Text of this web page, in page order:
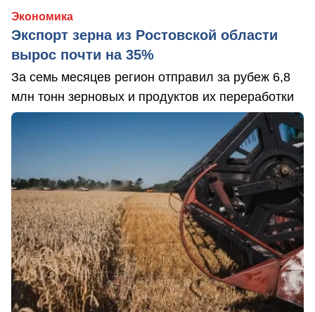
Экономика
Экспорт зерна из Ростовской области
вырос почти на 35%
За семь месяцев регион отправил за рубеж 6,8
млн тонн зерновых и продуктов их переработки